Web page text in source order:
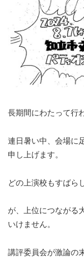
長期間にわたって行
連日暑い中、会場に
申し上げます。
どの上演校もすばら
が、上位につながる
いけません。
講評委員会が激論の